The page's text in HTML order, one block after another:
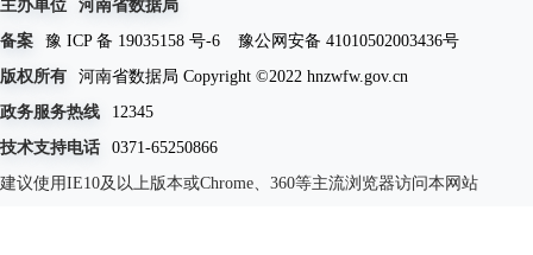
主办单位
河南省数据局
备案
豫 ICP 备 19035158 号-6
豫公网安备 41010502003436号
版权所有
河南省数据局 Copyright ©2022 hnzwfw.gov.cn
政务服务热线
12345
技术支持电话
0371-65250866
建议使用IE10及以上版本或Chrome、360等主流浏览器访问本网站